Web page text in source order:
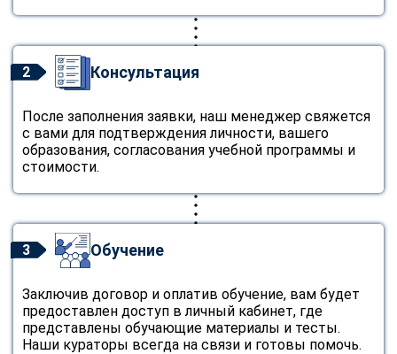
2 Консультация
После заполнения заявки, наш менеджер свяжется
с вами для подтверждения личности, вашего
образования, согласования учебной программы и
стоимости.
3 Обучение
Заключив договор и оплатив обучение, вам будет
предоставлен доступ в личный кабинет, где
представлены обучающие материалы и тесты.
Наши кураторы всегда на связи и готовы помочь.